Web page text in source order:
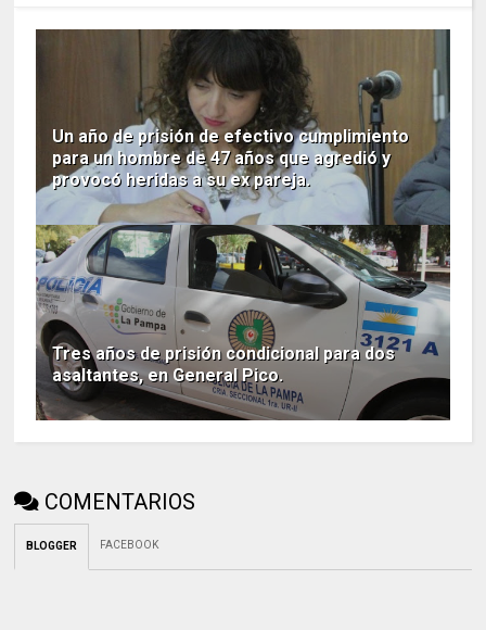
Un año de prisión de efectivo cumplimiento
para un hombre de 47 años que agredió y
provocó heridas a su ex pareja.
Tres años de prisión condicional para dos
asaltantes, en General Pico.
COMENTARIOS
BLOGGER FACEBOOK